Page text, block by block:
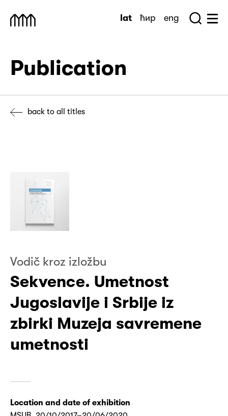
Muzej Savremene Umetnosti
lat ћир eng
Publication
back to all titles
Vodič kroz izložbu
Sekvence. Umetnost
Jugoslavije i Srbije iz
zbirki Muzeja savremene
umetnosti
Location and date of exhibition